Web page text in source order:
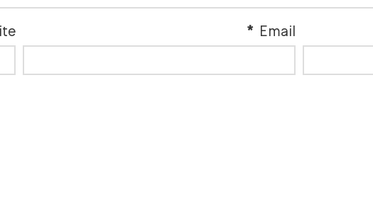
Email
*